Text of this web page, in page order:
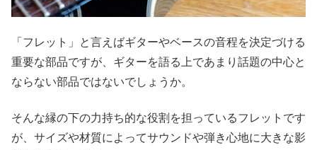
「フレット」と言えばギターやベースの音程を決定づける
重要な部品ですが、ギターを語る上であまり話題の中心と
ならない部品ではないでしょうか。
そんな縁の下の力持ち的な役割を担っているフレットです
が、サイズや材質によってサウンドや弾き心地に大きな影